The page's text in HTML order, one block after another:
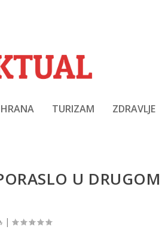
HRANA TURIZAM ZDRAVLJE
U DRUGOM
|